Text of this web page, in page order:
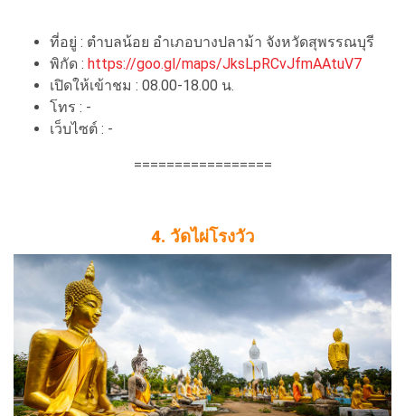
ที่อยู่ : ตำบลน้อย อำเภอบางปลาม้า จังหวัดสุพรรณบุรี
พิกัด : https://goo.gl/maps/JksLpRCvJfmAAtuV7
เปิดให้เข้าชม : 08.00-18.00 น.
โทร : -
เว็บไซต์ : -
=================
4. วัดไผ่โรงวัว